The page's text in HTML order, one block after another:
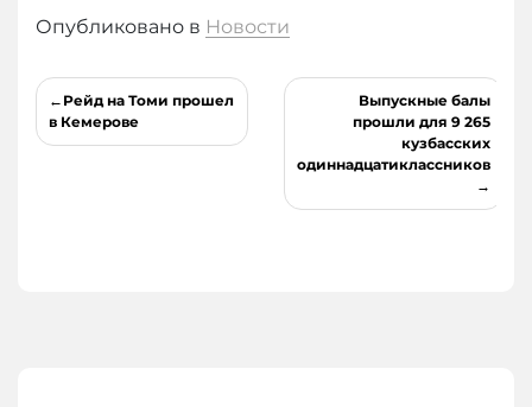
Опубликовано в Новости
Навигация
по
Рейд на Томи прошел
в Кемерове
Выпускные балы
прошли для 9 265
кузбасских
одиннадцатиклассников